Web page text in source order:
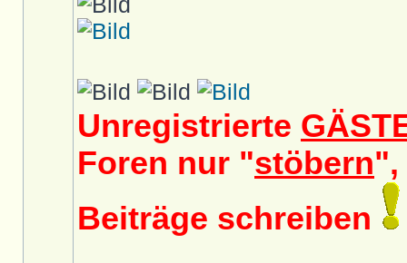
Unregistrierte
Foren nur "stöbern",
Beiträge schreiben